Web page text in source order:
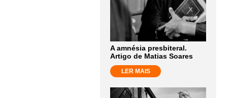
A amnésia presbiteral.
Artigo de Matias Soares
LER MAIS